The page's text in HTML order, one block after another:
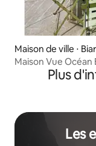
Maison de ville ⋅
Maison Vue
Plus
Les